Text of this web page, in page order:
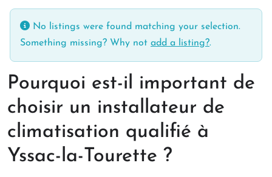
No listings were found matching your selection.
Something missing? Why not add a listing?.
Pourquoi est-il important de
choisir un installateur de
climatisation qualifié à
Yssac-la-Tourette ?